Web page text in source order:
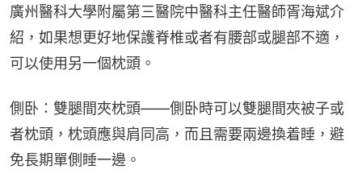
廣州醫科大學附屬第三醫院中醫科主任醫師胥海斌介
紹，如果想更好地保護脊椎或者有腰部或腿部不適，
可以使用另一個枕頭。
側卧：雙腿間夾枕頭——側卧時可以雙腿間夾被子或
者枕頭，枕頭應與肩同高，而且需要兩邊換着睡，避
免長期單側睡一邊。